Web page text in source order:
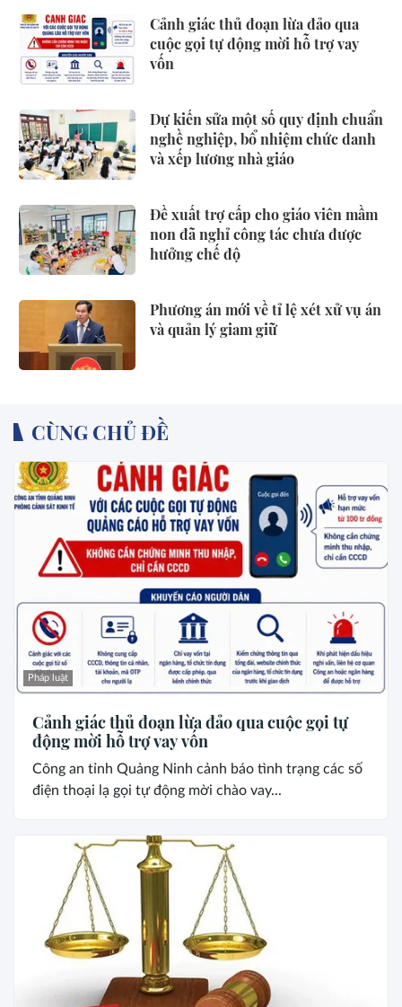
Cảnh giác thủ đoạn lừa đảo qua
cuộc gọi tự động mời hỗ trợ vay
vốn
Dự kiến sửa một số quy định chuẩn
nghề nghiệp, bổ nhiệm chức danh
và xếp lương nhà giáo
Đề xuất trợ cấp cho giáo viên mầm
non đã nghỉ công tác chưa được
hưởng chế độ
Phương án mới về tỉ lệ xét xử vụ án
và quản lý giam giữ
CÙNG CHỦ ĐỀ
Pháp luật
Cảnh giác thủ đoạn lừa đảo qua cuộc gọi tự
động mời hỗ trợ vay vốn
Công an tỉnh Quảng Ninh cảnh báo tình trạng các số
điện thoại lạ gọi tự động mời chào vay...